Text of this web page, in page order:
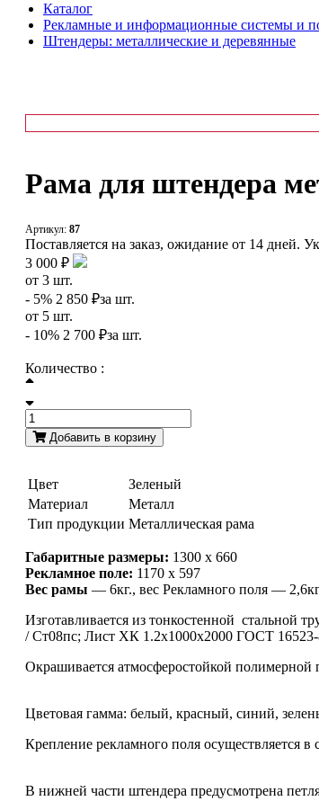
Каталог
Рекламные и информационные системы и
Штендеры: металлические и деревянные
Рама для штендера
Артикул: 87
Поставляется на заказ, ожидание от 14 дней.
3 000 ₽
от 3 шт.
- 5% 2 850 ₽за шт.
от 5 шт.
- 10% 2 700 ₽за шт.
Количество :
Добавить в корзину
Цвет
Зеленый
Материал
Металл
Тип продукции Металлическая рама
Габаритные размеры: 1300 х 660
Рекламное поле: 1170 х 597
Вес рамы — 6кг., вес Рекламного поля —
Изготавливается из тонкостенной
/ Ст08пс; Лист ХК 1.2x1000x2000 ГОСТ 16523-
Окрашивается атмосферостойкой полимерной
Цветовая гамма: белый, красный, синий,
Крепление рекламного поля осуществляется
В нижней части штендера предусмотрена